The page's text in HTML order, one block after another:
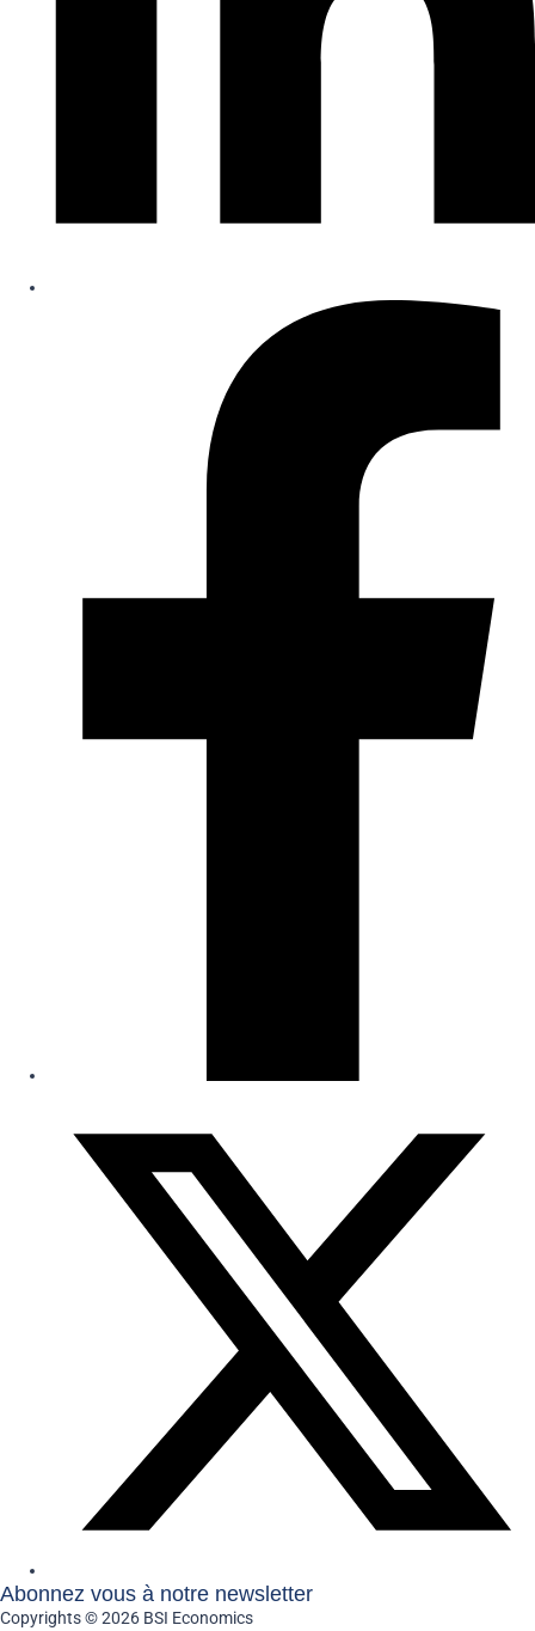
Abonnez vous à notre newsletter
Copyrights © 2026 BSI Economics